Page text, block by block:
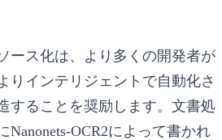
ース化は、より多くの開発者が
りインテリジェントで自動化さ
することを奨励します。文書処
Nanonets-OCR2によって書かれ